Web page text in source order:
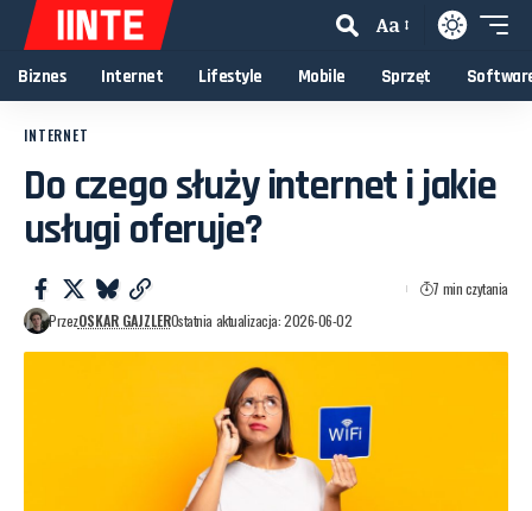
Aa
Biznes Internet Lifestyle Mobile Sprzęt
INTERNET
Do czego służy internet i jakie
usługi oferuje?
PrzezOSKAR GAJZLEROstatnia aktualizacja: 2026-06-02
7 min czytania